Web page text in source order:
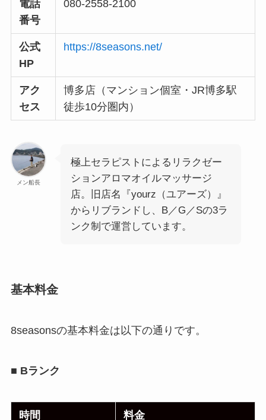
電話
番号
080-2558-2100
公式
HP
https://8seasons.net/
アク
セス
博多店（マンション個室・JR博多駅
徒歩10分圏内）
メン船長
極上セラピストによるリラクゼー
ションアロマオイルマッサージ
店。旧店名『yourz（ユアーズ）』
からリブランドし、B／G／Sの3ラ
ンク制で運営しています。
基本料金
8seasonsの基本料金は以下の通りです。
■ Bランク
時間 料金